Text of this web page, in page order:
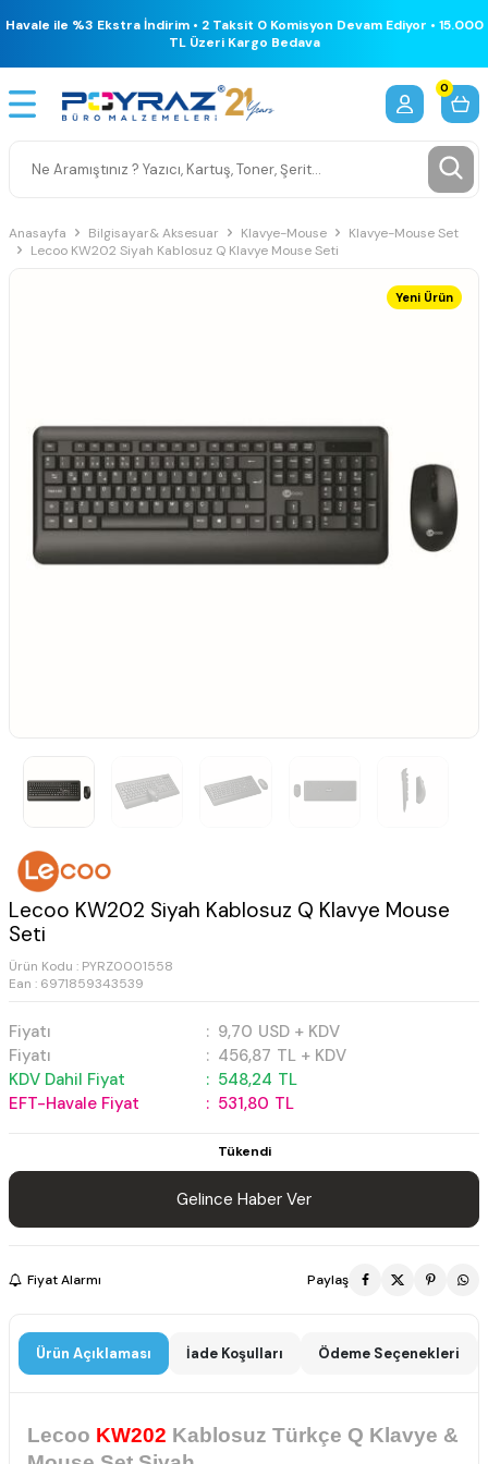
Havale ile %3 Ekstra İndirim • 2 Taksit 0 Komisyon Devam Ediyor • 15.000
TL Üzeri Kargo Bedava
0
Anasayfa Bilgisayar& Aksesuar Klavye-Mouse
Klavye-Mouse Set
Lecoo KW202 Siyah Kablosuz Q Klavye Mouse Seti
Yeni Ürün
Lecoo KW202 Siyah Kablosuz Q Klavye Mouse
Seti
Ürün Kodu : PYRZ0001558
Ean : 6971859343539
Fiyatı : 9,70 USD + KDV
Fiyatı
: 456,87 TL + KDV
KDV Dahil Fiyat
: 548,24 TL
EFT-Havale Fiyat
: 531,80 TL
Tükendi
Gelince Haber Ver
Fiyat Alarmı Paylaş
Ürün Açıklaması İade Koşulları Ödeme Seçenekleri
Lecoo KW202 Kablosuz Türkçe Q Klavye &